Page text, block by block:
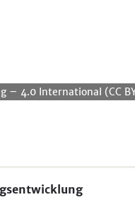
– 4.0 International (CC